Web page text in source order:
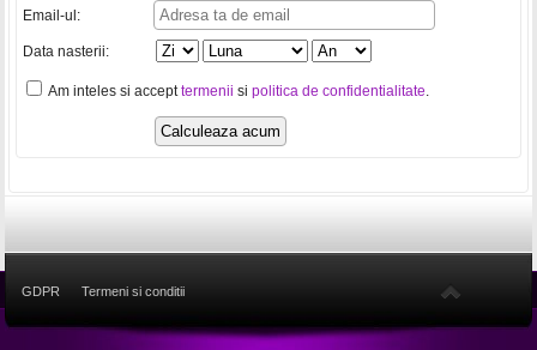
Email-ul:
Data nasterii:
Am inteles si accepttermenii si politica de confidentialitate.
GDPR Termeni si conditii